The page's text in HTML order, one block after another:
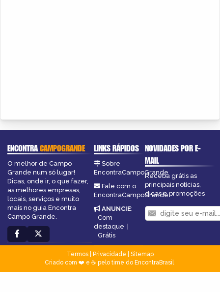
ENCONTRACAMPOGRANDE
O melhor de Campo
Grande num só lugar!
Dicas, onde ir, o que fazer,
as melhores empresas,
locais, serviços e muito
mais no guia Encontra
Campo Grande.
LINKS RÁPIDOS
Sobre
EncontraCampoGrande
Fale com o
EncontraCampoGrande
ANUNCIE:
Com
destaque
Grátis
NOVIDADES POR E-
MAIL
Receba grátis as
principais notícias,
dicas e promoções
Termos| Privacidade
Sitemap
Criado com ❤️ e ☕ pelo time do EncontraBrasil